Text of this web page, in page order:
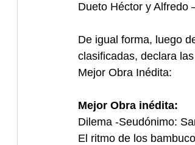
Dueto Héctor y Alfredo
De igual forma, luego
clasificadas, declara
Mejor Obra Inédita:
Mejor Obra inédita:
Dilema -Seudónimo:
El ritmo de los